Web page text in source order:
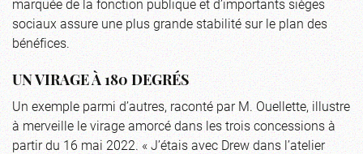
sociaux assure une plus grande stabilité sur le plan des
bénéfices.
UN VIRAGE À 180 DEGRÉS
Un exemple parmi d’autres, raconté par M. Ouellette, illustre
à merveille le virage amorcé dans les trois concessions à
partir du 16 mai 2022. « J’étais avec Drew dans l’atelier